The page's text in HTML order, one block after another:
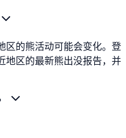
区的熊活动可能会变化。登
地区的最新熊出没报告，并